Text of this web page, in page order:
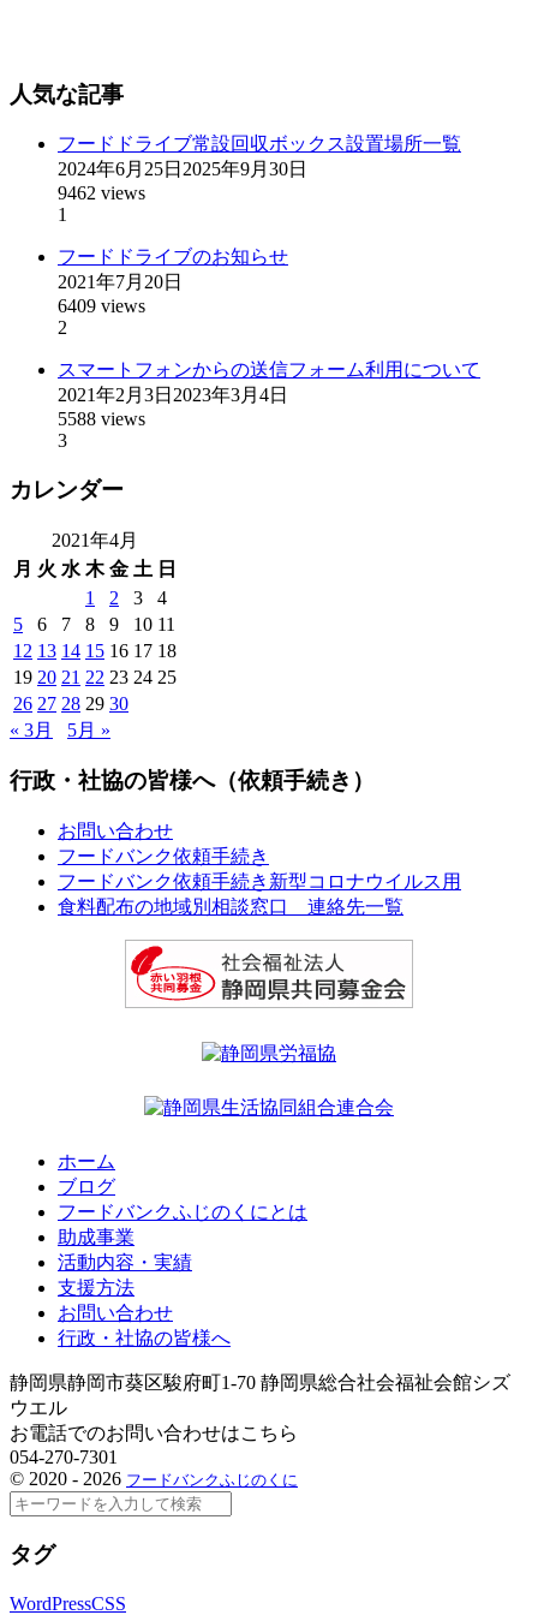
人気な記事
フードドライブ常設回収ボックス設置場所一覧
2024年6月25日 2025年9月30日
9462 views
1
フードドライブのお知らせ
2021年7月20日
6409 views
2
スマートフォンからの送信フォーム利用について
2021年2月3日 2023年3月4日
5588 views
3
カレンダー
2021年4月
月 火 水 木 金 土 日
1
2 3
4
5
6 7 8 9 10 11
12 13 14 15 16 17 18
19 20 21 22 23 24 25
26 27 28 29 30
« 3月
5月 »
行政・社協の皆様へ（依頼手続き）
お問い合わせ
フードバンク依頼手続き
フードバンク依頼手続き新型コロナウイルス用
食料配布の地域別相談窓口 連絡先一覧
ホーム
ブログ
フードバンクふじのくにとは
助成事業
活動内容・実績
支援方法
お問い合わせ
行政・社協の皆様へ
静岡県静岡市葵区駿府町1-70 静岡県総合社会福祉会館シズ
ウエル
お電話でのお問い合わせはこちら
054-270-7301
© 2020 - 2026 フードバンクふじのくに
検
タグ
WordPressCSS